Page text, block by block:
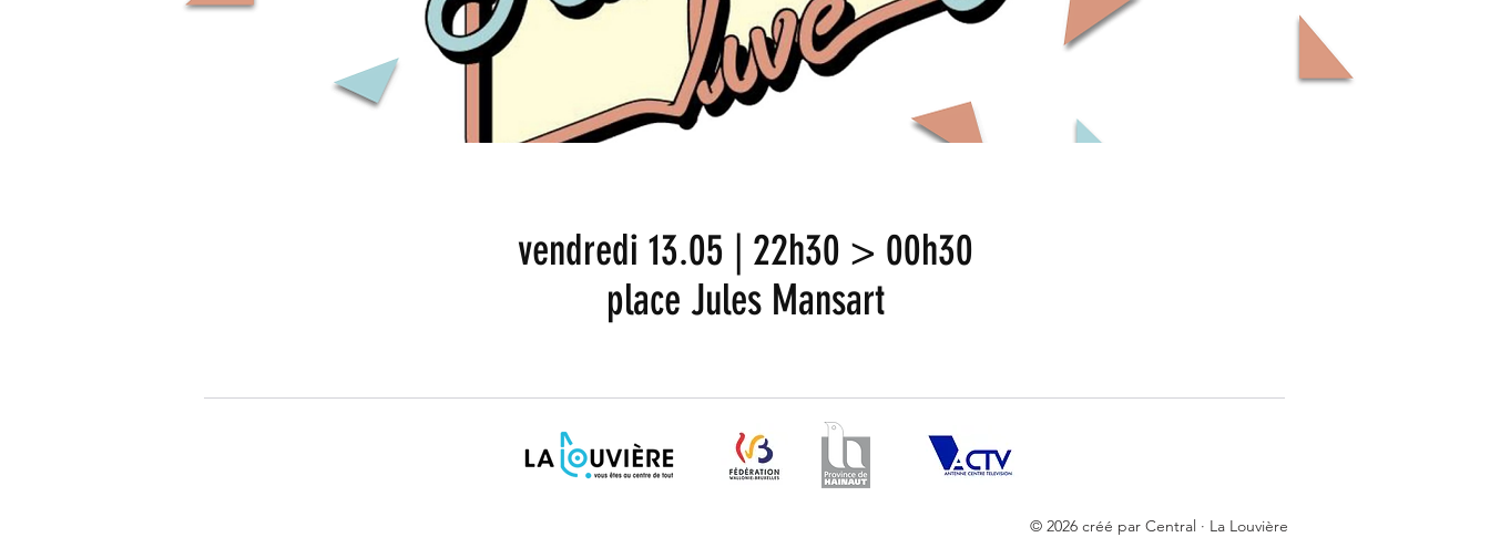
vendredi 13.05 | 22h30 > 00h30
place Jules Mansart
© 2026 créé par Central · La Louvière